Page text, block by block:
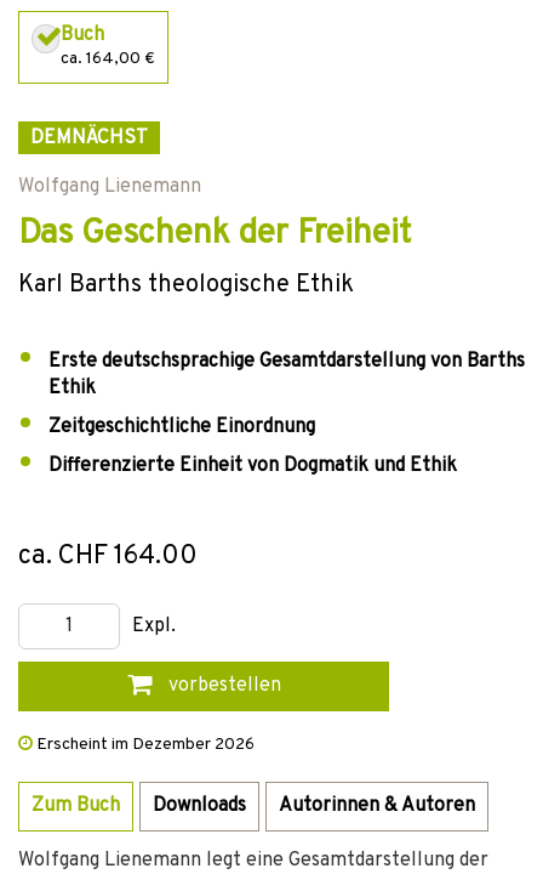
Buch
ca. 164,00 €
DEMNÄCHST
Wolfgang Lienemann
Das Geschenk der Freiheit
Karl Barths theologische Ethik
Erste deutschsprachige Gesamtdarstellung von Barths
Ethik
Zeitgeschichtliche Einordnung
Differenzierte Einheit von Dogmatik und Ethik
ca. CHF 164.00
Expl.
vorbestellen
Erscheint im Dezember 2026
Zum Buch Downloads Autorinnen & Autoren
Wolfgang Lienemann legt eine Gesamtdarstellung der